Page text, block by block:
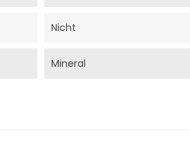
Nicht
Mineral